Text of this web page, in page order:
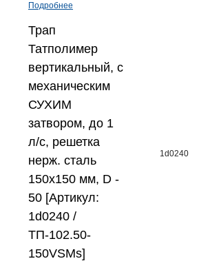
Подробнее
Трап
Татполимер
вертикальный, с
механическим
СУХИМ
затвором, до 1
л/с, решетка
нерж. сталь
150x150 мм, D -
50 [Артикул:
1d0240 /
ТП-102.50-
150VSMs]
1d0240